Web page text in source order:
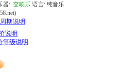
器: 交响乐 语言: 纯音乐
期说明
说明
等级说明